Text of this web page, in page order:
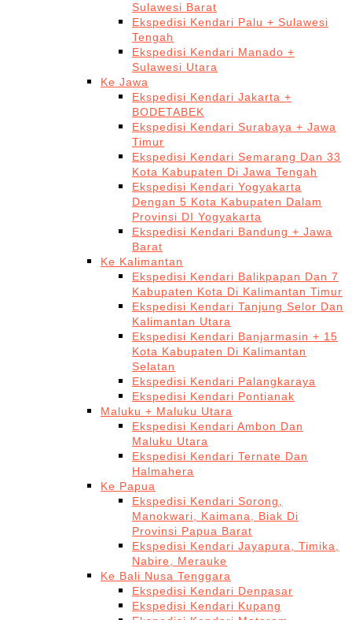
Sulawesi Barat
Ekspedisi Kendari Palu + Sulawesi
Tengah
Ekspedisi Kendari Manado +
Sulawesi Utara
Ke Jawa
Ekspedisi Kendari Jakarta +
BODETABEK
Ekspedisi Kendari Surabaya + Jawa
Timur
Ekspedisi Kendari Semarang Dan 33
Kota Kabupaten Di Jawa Tengah
Ekspedisi Kendari Yogyakarta
Dengan 5 Kota Kabupaten Dalam
Provinsi DI Yogyakarta
Ekspedisi Kendari Bandung + Jawa
Barat
Ke Kalimantan
Ekspedisi Kendari Balikpapan Dan 7
Kabupaten Kota Di Kalimantan Timur
Ekspedisi Kendari Tanjung Selor Dan
Kalimantan Utara
Ekspedisi Kendari Banjarmasin + 15
Kota Kabupaten Di Kalimantan
Selatan
Ekspedisi Kendari Palangkaraya
Ekspedisi Kendari Pontianak
Maluku + Maluku Utara
Ekspedisi Kendari Ambon Dan
Maluku Utara
Ekspedisi Kendari Ternate Dan
Halmahera
Ke Papua
Ekspedisi Kendari Sorong,
Manokwari, Kaimana, Biak Di
Provinsi Papua Barat
Ekspedisi Kendari Jayapura, Timika,
Nabire, Merauke
Ke Bali Nusa Tenggara
Ekspedisi Kendari Denpasar
Ekspedisi Kendari Kupang